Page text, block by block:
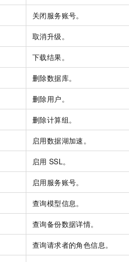
关闭服务账号。
取消升级。
下载结果。
删除数据库。
删除用户。
删除计算组。
启用数据湖加速。
启用 SSL。
启用服务账号。
查询模型信息。
查询备份数据详情。
查询请求者的角色信息。